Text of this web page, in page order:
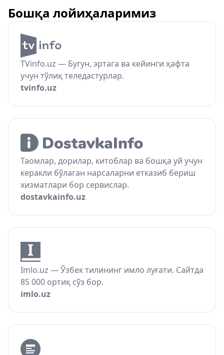
Бошқа лойиҳаларимиз
TVinfo.uz — Бугун, эртага ва кейинги ҳафта
учун тўлиқ теледастурлар.
tvinfo.uz
Таомлар, дорилар, китоблар ва бошқа уй учун
керакли бўлаган нарсаларни етказиб бериш
хизматлари бор сервислар.
dostavkainfo.uz
Imlo.uz — Ўзбек тилининг имло луғати. Сайтда
85 000 ортиқ сўз бор.
imlo.uz